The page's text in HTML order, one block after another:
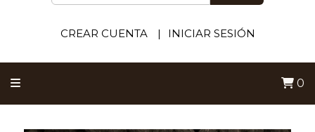
CREAR CUENTA INICIAR SESIÓN
0